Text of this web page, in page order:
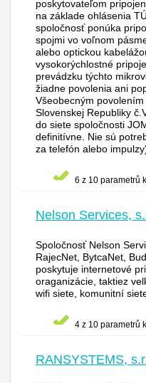
poskytovateľom
na základe ohlásenia
spoločnosť ponúka
spojmi vo voľnom
alebo optickou
vysokorýchlostné
prevádzku týchto
žiadne povolenia ani
Všeobecným
Slovenskej Republiky
do siete spoločnosti
definitívne. Nie sú
za telefón alebo
6 z 10 parametrů
Nelson Services,
Spoločnosť Nelson
RajecNet, BytcaNet,
poskytuje internetové
oraganizácie, taktiez
wifi siete, komunitní
4 z 10 parametrů
RANSYSTEMS,